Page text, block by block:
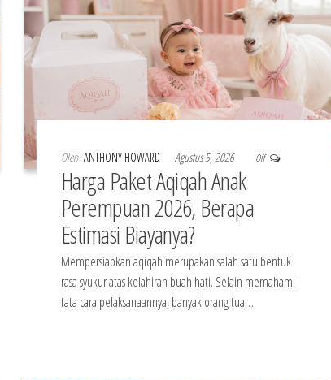
Oleh ANTHONY HOWARD Agustus 5, 2026 Off
Harga Paket Aqiqah Anak
Perempuan 2026, Berapa
Estimasi Biayanya?
Mempersiapkan aqiqah merupakan salah satu bentuk
rasa syukur atas kelahiran buah hati. Selain memahami
tata cara pelaksanaannya, banyak orang tua…